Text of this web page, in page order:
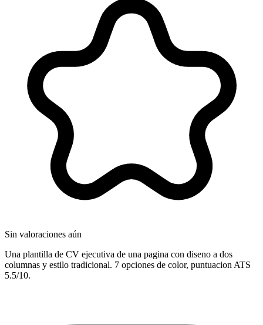
Sin valoraciones aún
Una plantilla de CV ejecutiva de una pagina con diseno a dos
columnas y estilo tradicional. 7 opciones de color, puntuacion ATS
5.5/10.